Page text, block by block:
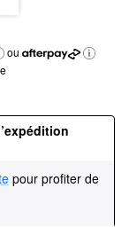
ou
pour profiter de